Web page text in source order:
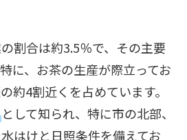
割合は約3.5％で、その主要
に、お茶の生産が際立ってお
約4割近くを占めています。
として知られ、特に市の北部、
はけと日照条件を備えてお